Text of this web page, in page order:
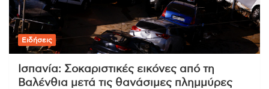
Ειδήσεις
Ισπανία: Σοκαριστικές εικόνες από τη
Βαλένθια μετά τις θανάσιμες πλημμύρες